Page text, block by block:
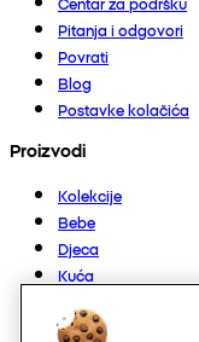
Pitanja i odgovori
Povrati
Blog
Postavke kolačića
Proizvodi
Kolekcije
Bebe
Djeca
Kuća
Muškarci